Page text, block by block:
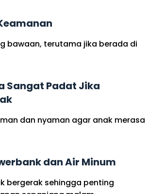
bawaan, terutama jika berada di
Sangat Padat Jika
dan nyaman agar anak merasa
dan Air Minum
bergerak sehingga penting